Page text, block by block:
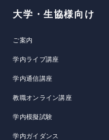
大学・生協様向け
ご案内
学内ライブ講座
学内通信講座
教職オンライン講座
学内模擬試験
学内ガイダンス